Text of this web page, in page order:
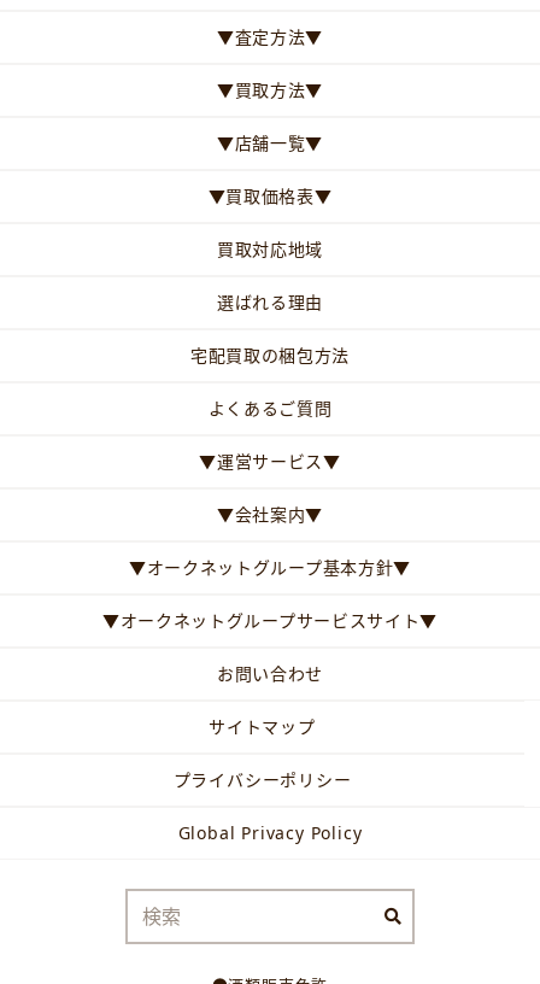
▼査定方法▼
▼買取方法▼
▼店舗一覧▼
▼買取価格表▼
買取対応地域
選ばれる理由
宅配買取の梱包方法
よくあるご質問
▼運営サービス▼
▼会社案内▼
▼オークネットグループ基本方針▼
▼オークネットグループサービスサイト▼
お問い合わせ
サイトマップ
プライバシーポリシー
Global Privacy Policy